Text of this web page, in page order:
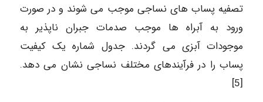
تصفیه پساب های نساجی موجب می شوند و در صورت
ورود به آبراه ها موجب صدمات جبران ناپذیر به
موجودات آبزی می گردند. جدول شماره یک کیفیت
پساب را در فرآیندهای مختلف نساجی نشان می دهد.
[5]